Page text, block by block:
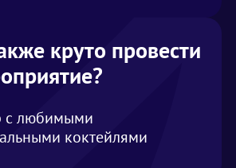
круто провести
с любимыми
коктейлями